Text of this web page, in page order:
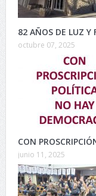
82 AÑOS DE LUZ Y
octubre 07, 2025
CON
junio 11, 2025